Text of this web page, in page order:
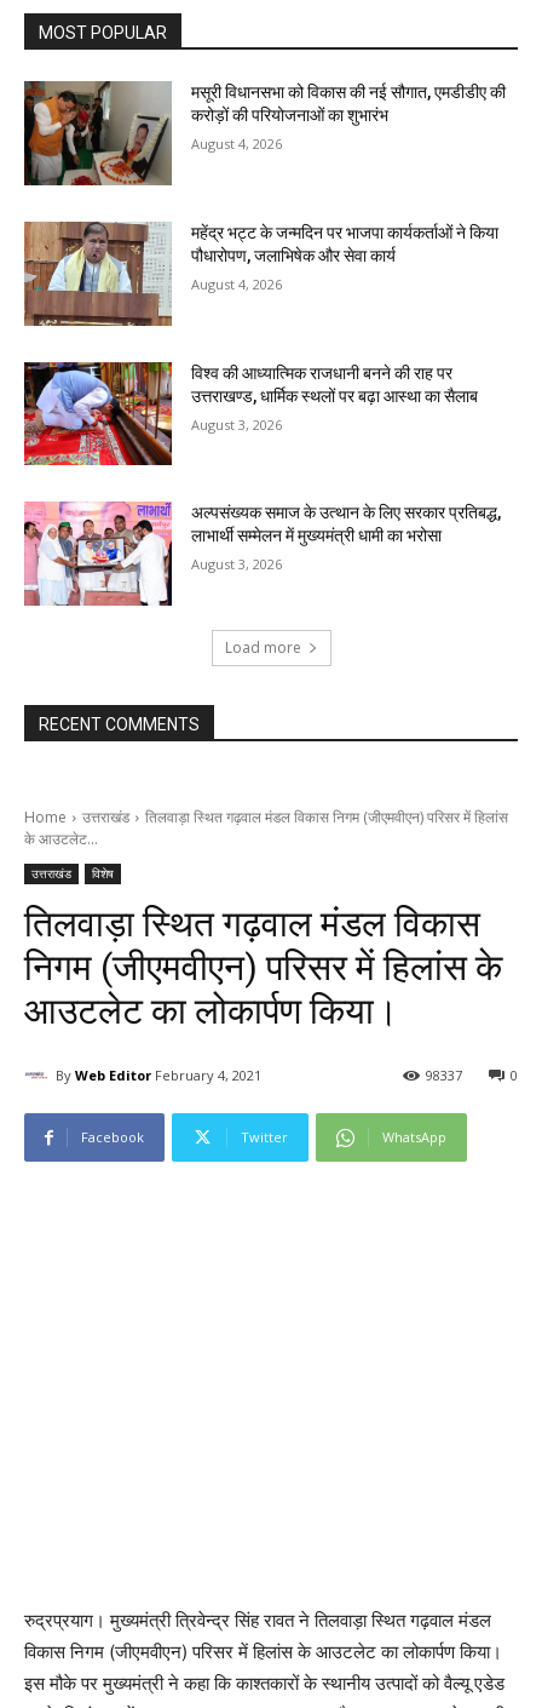
MOST POPULAR
मसूरी विधानसभा को विकास की नई सौगात, एमडीडीए की
करोड़ों की परियोजनाओं का शुभारंभ
August 4, 2026
महेंद्र भट्ट के जन्मदिन पर भाजपा कार्यकर्ताओं ने किया
पौधारोपण, जलाभिषेक और सेवा कार्य
August 4, 2026
विश्व की आध्यात्मिक राजधानी बनने की राह पर
उत्तराखण्ड, धार्मिक स्थलों पर बढ़ा आस्था का सैलाब
August 3, 2026
अल्पसंख्यक समाज के उत्थान के लिए सरकार प्रतिबद्ध,
लाभार्थी सम्मेलन में मुख्यमंत्री धामी का भरोसा
August 3, 2026
Load more
RECENT COMMENTS